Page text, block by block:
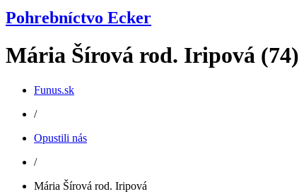
Pohrebníctvo Ecker
Mária Šírová rod. Iripová (74)
Funus.sk
/
Opustili nás
/
Mária Šírová rod. Iripová